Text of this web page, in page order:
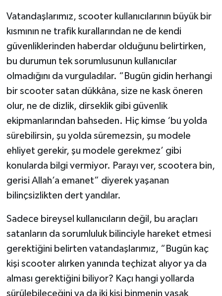
Vatandaşlarımız, scooter kullanıcılarının büyük bir
kısmının ne trafik kurallarından ne de kendi
güvenliklerinden haberdar olduğunu belirtirken,
bu durumun tek sorumlusunun kullanıcılar
olmadığını da vurguladılar. “Bugün gidin herhangi
bir scooter satan dükkâna, size ne kask öneren
olur, ne de dizlik, dirseklik gibi güvenlik
ekipmanlarından bahseden. Hiç kimse ‘bu yolda
sürebilirsin, şu yolda süremezsin, şu modele
ehliyet gerekir, şu modele gerekmez’ gibi
konularda bilgi vermiyor. Parayı ver, scootera bin,
gerisi Allah’a emanet” diyerek yaşanan
bilinçsizlikten dert yandılar.
Sadece bireysel kullanıcıların değil, bu araçları
satanların da sorumluluk bilinciyle hareket etmesi
gerektiğini belirten vatandaşlarımız, “Bugün kaç
kişi scooter alırken yanında teçhizat alıyor ya da
alması gerektiğini biliyor? Kaçı hangi yollarda
sürülebileceğini ya da iki kişi binmenin yasak